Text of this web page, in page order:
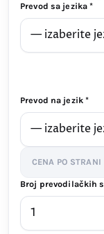
Prevod sa jezika *
Prevod na jezik *
CENA PO STRANI
Broj prevodilačkih